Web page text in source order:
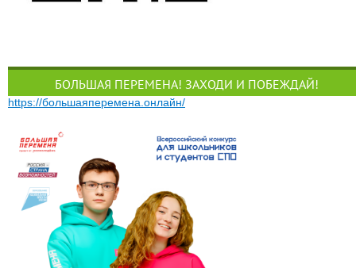
БОЛЬШАЯ ПЕРЕМЕНА! ЗАХОДИ И ПОБЕЖДАЙ!
https://большаяперемена.онлайн/